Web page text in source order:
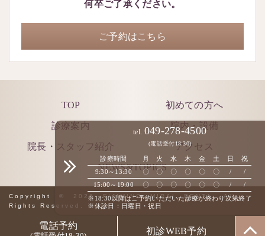
電話予約 初診WEB予約
何卒ご了承ください。
ご予約はこちら
TOP 初めての方へ
診療案内 院内・設備
院長・スタッフ紹介 アクセス
NEWS&TOPICS
Copyright © 2026 FIJIMINO MIRAI DENTA. All
Rights Reserved.
tel. 049-278-4500
(電話受付18:30)
診療時間 月 火 水 木 金 土 日
祝
9:30～13:30
〇 〇 〇 〇 〇 〇 /
/
15:00～19:00
〇 〇 〇 〇 〇 〇 /
/
※18:30以降はご予約いただいた診療が終わり次第終了
※休診日：日曜日・祝日